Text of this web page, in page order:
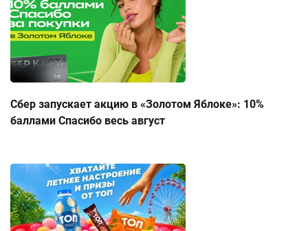
Сбер запускает акцию в «Золотом Яблоке»: 10%
баллами Спасибо весь август